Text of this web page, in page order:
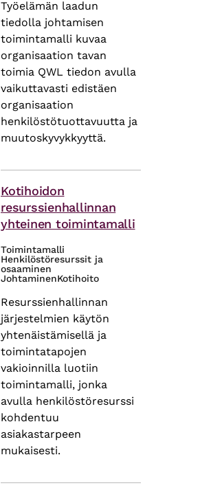
Työelämän laadun
tiedolla johtamisen
toimintamalli kuvaa
organisaation tavan
toimia QWL tiedon avulla
vaikuttavasti edistäen
organisaation
henkilöstötuottavuutta ja
muutoskyvykkyyttä.
Kotihoidon
resurssienhallinnan
yhteinen toimintamalli
Toimintamalli
Henkilöstöresurssit ja
osaaminen
JohtaminenKotihoito
Resurssienhallinnan
järjestelmien käytön
yhtenäistämisellä ja
toimintatapojen
vakioinnilla luotiin
toimintamalli, jonka
avulla henkilöstöresurssi
kohdentuu
asiakastarpeen
mukaisesti.